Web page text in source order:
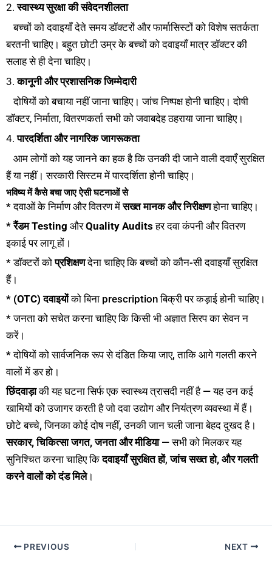
2.स्वास्थ्य सुरक्षा की संवेदनशीलता
बच्चों को दवाइयाँ देते समय डॉक्टरों और फार्मासिस्टों को विशेष सतर्कता
बरतनी चाहिए। बहुत छोटी उम्र के बच्चों को दवाइयाँ मात्र डॉक्टर की
सलाह से ही देना चाहिए।
3.कानूनी और प्रशासनिक जिम्मेदारी
दोषियों को बचाया नहीं जाना चाहिए। जांच निष्पक्ष होनी चाहिए। दोषी
डॉक्टर, निर्माता, वितरणकर्ता सभी को जवाबदेह ठहराया जाना चाहिए।
4.पारदर्शिता और नागरिक जागरूकता
आम लोगों को यह जानने का हक है कि उनकी दी जाने वाली दवाएँ सुरक्षित
हैं या नहीं। सरकारी सिस्टम में पारदर्शिता होनी चाहिए।
भविष्य में कैसे बचा जाए ऐसी घटनाओं से
* दवाओं के निर्माण और वितरण मेंसख्त मानक और निरीक्षणहोना चाहिए।
*रैंडम Testing औरQuality Audits हर दवा कंपनी और वितरण
इकाई पर लागू हों।
* डॉक्टरों कोप्रशिक्षणदेना चाहिए कि बच्चों को कौन-सी दवाइयाँ सुरक्षित
हैं।
* (OTC) दवाइयोंको बिना prescription बिक्री पर कड़ाई होनी चाहिए।
* जनता को सचेत करना चाहिए कि किसी भी अज्ञात सिरप का सेवन न
करें।
* दोषियों को सार्वजनिक रूप से दंडित किया जाए, ताकि आगे गलती करने
वालों में डर हो।
छिंदवाड़ाकी यह घटना सिर्फ एक स्वास्थ्य त्रासदी नहीं है — यह उन कई
खामियों को उजागर करती है जो दवा उद्योग और नियंत्रण व्यवस्था में हैं।
छोटे बच्चे, जिनका कोई दोष नहीं, उनकी जान चली जाना बेहद दुखद है।
सरकार, चिकित्सा जगत, जनता और मीडिया— सभी को मिलकर यह
सुनिश्चित करना चाहिए किदवाइयाँ सुरक्षित हों,जांच सख्त हो, और गलती
करने वालों को दंड मिले।
PREVIOUS NEXT